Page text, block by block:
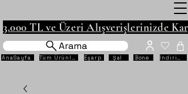
AnaSayfa Tüm Ürünler Eşarp Şal Bone
Arama
3.000 TL ve Üzeri Alışverişlerinizde
İndirimli